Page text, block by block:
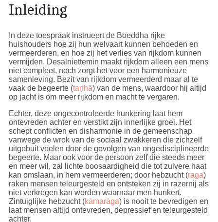
Inleiding
In deze toespraak instrueert de Boeddha rijke
huishouders hoe zij hun welvaart kunnen behoeden en
vermeerderen, en hoe zij het verlies van rijkdom kunnen
vermijden. Desalniettemin maakt rijkdom alleen een mens
niet compleet, noch zorgt het voor een harmonieuze
samenleving. Bezit van rijkdom vermeerderd maar al te
vaak de begeerte (taṇhā) van de mens, waardoor hij altijd
op jacht is om meer rijkdom en macht te vergaren.
Echter, deze ongecontroleerde hunkering laat hem
ontevreden achter en verstikt zijn innerlijke groei. Het
schept conflicten en disharmonie in de gemeenschap
vanwege de wrok van de sociaal zwakkeren die zichzelf
uitgebuit voelen door de gevolgen van ongedisciplineerde
begeerte. Maar ook voor de persoon zelf die steeds meer
en meer wil, zal lichte boosaardigheid die tot zuivere haat
kan omslaan, in hem vermeerderen; door hebzucht (raga)
raken mensen teleurgesteld en ontsteken zij in razernij als
niet verkregen kan worden waarnaar men hunkert.
Zintuiglijke hebzucht (kāmarāga) is nooit te bevredigen en
laat mensen altijd ontevreden, depressief en teleurgesteld
achter.